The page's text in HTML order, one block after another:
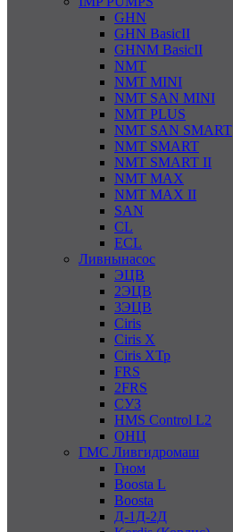
GHN
GHN BasicII
GHNM BasicII
NMT
NMT MINI
NMT SAN MINI
NMT PLUS
NMT SAN SMART
NMT SMART
NMT SMART II
NMT MAX
NMT MAX II
SAN
CL
ECL
Ливнынасос
ЭЦВ
2ЭЦВ
3ЭЦВ
Ciris
Ciris X
Ciris ХТр
FRS
2FRS
СУЗ
HMS Control L2
ОНЦ
ГМС Ливгидромаш
Гном
Boosta L
Boosta
Д-1Д-2Д